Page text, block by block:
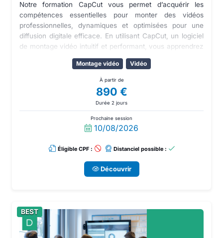
Notre formation CapCut vous permet d’acquérir les
compétences essentielles pour monter des vidéos
professionnelles, dynamiques et optimisées pour une
diffusion digitale efficace. En utilisant CapCut, un logiciel
de montage vidéo intuitif et performant, vous apprendrez
à créer des contenus visuels attractifs intégrant
animations, transitions et effets modernes afin de capter
rapidement l’attention de votre audience.
Montage vidéo Vidéo
À partir de
890 €
Durée 2 jours
Prochaine session
10/08/2026
Éligible CPF : Distanciel possible :
Découvrir
BEST